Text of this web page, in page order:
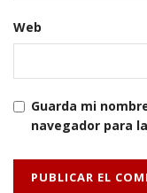
Web
Guarda mi
navegador para